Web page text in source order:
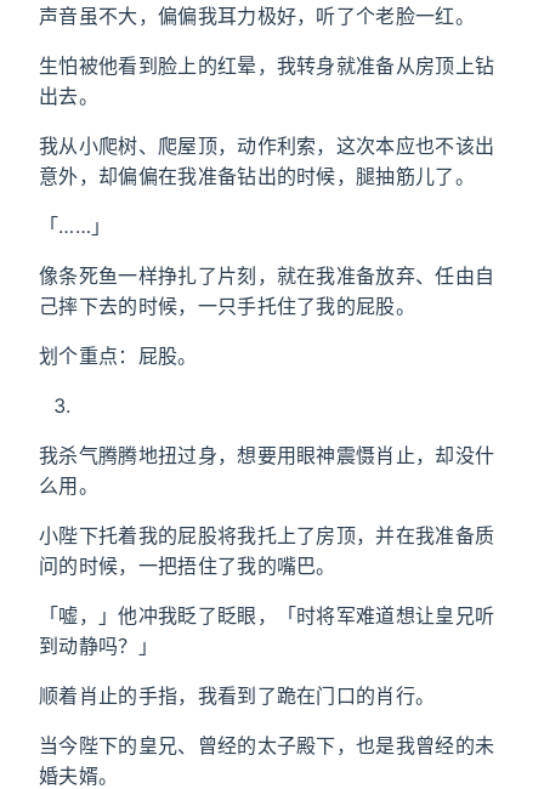
声音虽不大，偏偏我耳力极好，听了个老脸一红。
生怕被他看到脸上的红晕，我转身就准备从房顶上钻
出去。
我从小爬树、爬屋顶，动作利索，这次本应也不该出
意外，却偏偏在我准备钻出的时候，腿抽筋儿了。
「……」
像条死鱼一样挣扎了片刻，就在我准备放弃、任由自
己摔下去的时候，一只手托住了我的屁股。
划个重点：屁股。
我杀气腾腾地扭过身，想要用眼神震慑肖止，却没什
么用。
小陛下托着我的屁股将我托上了房顶，并在我准备质
问的时候，一把捂住了我的嘴巴。
「嘘，」他冲我眨了眨眼，「时将军难道想让皇兄听
到动静吗？」
顺着肖止的手指，我看到了跪在门口的肖行。
当今陛下的皇兄、曾经的太子殿下，也是我曾经的未
婚夫婿。